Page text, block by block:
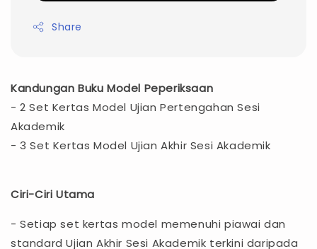
Share
Kandungan Buku Model Peperiksaan
- 2 Set Kertas Model Ujian Pertengahan Sesi
Akademik
- 3 Set Kertas Model Ujian Akhir Sesi Akademik
Ciri-Ciri Utama
- Setiap set kertas model memenuhi piawai dan
standard Ujian Akhir Sesi Akademik terkini daripada